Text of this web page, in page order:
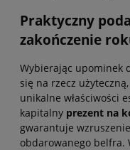
Praktyczny
zakończenie
Wybierając upominek
się na rzecz
unikalne właściwości
kapitalny prezent na
gwarantuje
obdarowanego belfra.